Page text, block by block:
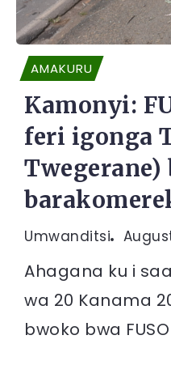
AMAKURU
Kamonyi:
feri igonga
Umwanditsi
Ahagana ku i
wa 20 Kanama
bwoko bwa